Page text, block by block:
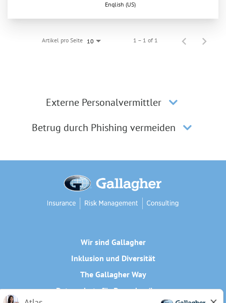
English (US)
Artikel pro Seite 10 1 – 1 of 1
Externe Personalvermittler
Betrug durch Phishing vermeiden
Wir sind Gallagher
Inklusion und Diversität
The Gallagher Way
Datenschutz für Bewerber/innen